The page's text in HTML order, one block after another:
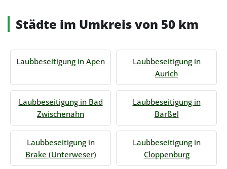
Städte im Umkreis von 50 km
Laubbeseitigung in Apen
Laubbeseitigung in
Aurich
Laubbeseitigung in Bad
Zwischenahn
Laubbeseitigung in
Barßel
Laubbeseitigung in
Brake (Unterweser)
Laubbeseitigung in
Cloppenburg